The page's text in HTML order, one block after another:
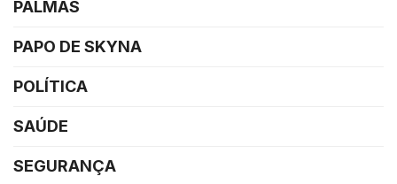
PALMAS
PAPO DE SKYNA
POLÍTICA
SAÚDE
SEGURANÇA